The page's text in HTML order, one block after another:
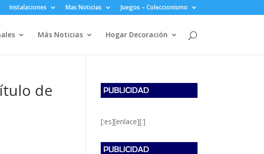
Instalaciones Mas Noticias Juegos – Coleccionismo
Más Noticias Hogar Decoración
de
[:es][enlace][:]